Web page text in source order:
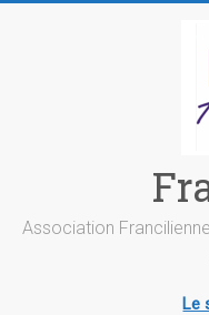
Association
Le